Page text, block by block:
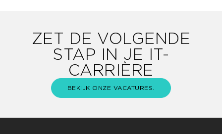
ZET DE VOLGENDE
STAP IN JE IT-
CARRIÈRE
BEKIJK ONZE VACATURES.